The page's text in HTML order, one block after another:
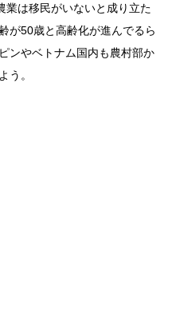
業は移民がいないと成り立た
が50歳と高齢化が進んでるら
ンやベトナム国内も農村部か
う。